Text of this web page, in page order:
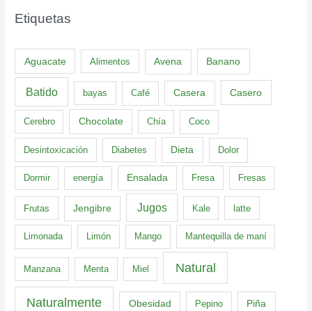
Etiquetas
Aguacate Alimentos Avena Banano
Batido bayas Café Casera Casero
Cerebro Chocolate Chía Coco
Desintoxicación Diabetes Dieta Dolor
Dormir energía Ensalada Fresa Fresas
Frutas Jengibre Jugos Kale latte
Limonada Limón Mango Mantequilla de maní
Manzana Menta Miel Natural
Naturalmente Obesidad Pepino Piña